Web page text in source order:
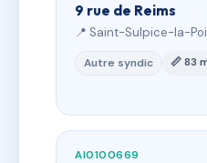
9 rue de Reims
📍 Saint-Sulpice-la-
Autre syndic 📏 83
AI0100669